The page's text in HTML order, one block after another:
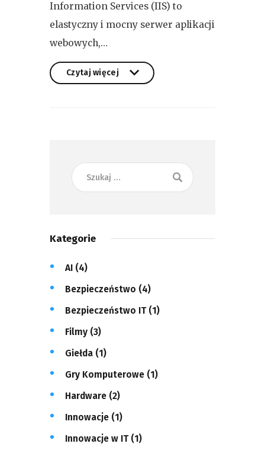
Information Services (IIS) to
elastyczny i mocny serwer aplikacji
webowych,…
Czytaj więcej
Kategorie
AI(4)
Bezpieczeństwo (4)
Bezpieczeństwo IT(1)
Filmy(3)
Giełda(1)
Gry Komputerowe(1)
Hardware(2)
Innowacje(1)
Innowacje w IT(1)